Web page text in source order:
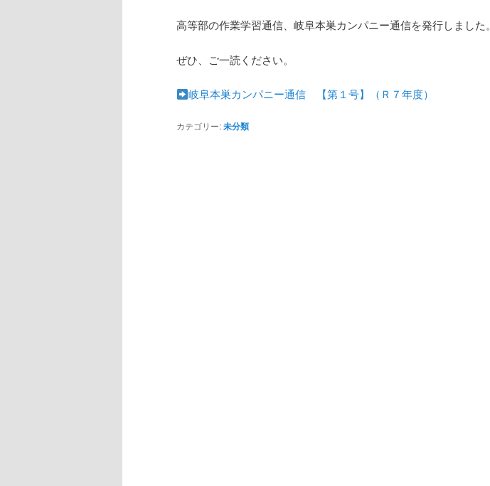
高等部の作業学習通信、岐阜本巣カンパニー通信を発行しました。
ぜひ、ご一読ください。
岐阜本巣カンパニー通信 【第１号】（Ｒ７年度）
カテゴリー:未分類